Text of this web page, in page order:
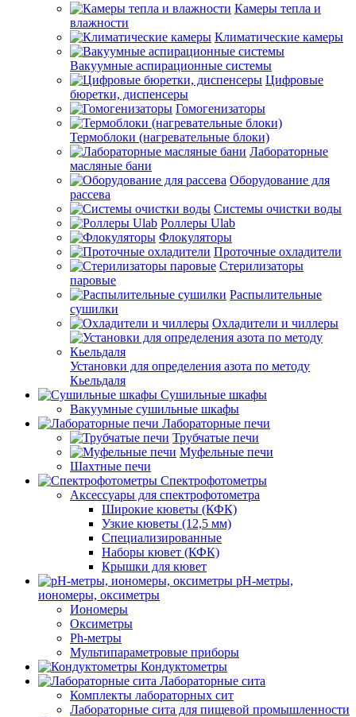
Камеры тепла и
влажности
Климатические камеры
Вакуумные аспирационные системы
Цифровые
бюретки, диспенсеры
Гомогенизаторы
Термоблоки (нагревательные блоки)
Лабораторные
масляные бани
Оборудование для
рассева
Системы очистки воды
Роллеры Ulab
Флокуляторы
Проточные охладители
Стерилизаторы
паровые
Распылительные
сушилки
Охладители и чиллеры
Установки для определения азота по методу
Кьельдаля
Сушильные шкафы
Вакуумные сушильные шкафы
Лабораторные печи
Трубчатые печи
Муфельные печи
Шахтные печи
Спектрофотометры
Аксессуары для спектрофотометра
Широкие кюветы (КФК)
Узкие кюветы (12,5 мм)
Специализированные
Наборы кювет (КФК)
Крышки для кювет
pH-метры,
иономеры, оксиметры
Иономеры
Оксиметры
Ph-метры
Мультипараметровые приборы
Кондуктометры
Лабораторные сита
Комплекты лабораторных сит
Лабораторные сита для пищевой промышленности